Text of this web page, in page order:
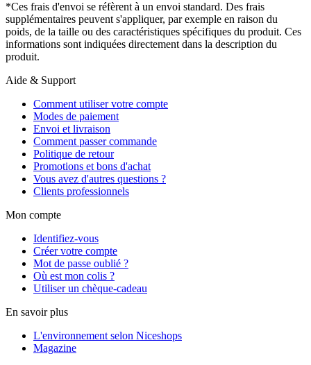
*Ces frais d'envoi se réfèrent à un envoi standard. Des frais
supplémentaires peuvent s'appliquer, par exemple en raison du
poids, de la taille ou des caractéristiques spécifiques du produit. Ces
informations sont indiquées directement dans la description du
produit.
Aide & Support
Comment utiliser votre compte
Modes de paiement
Envoi et livraison
Comment passer commande
Politique de retour
Promotions et bons d'achat
Vous avez d'autres questions ?
Clients professionnels
Mon compte
Identifiez-vous
Créer votre compte
Mot de passe oublié ?
Où est mon colis ?
Utiliser un chèque-cadeau
En savoir plus
L'environnement selon Niceshops
Magazine